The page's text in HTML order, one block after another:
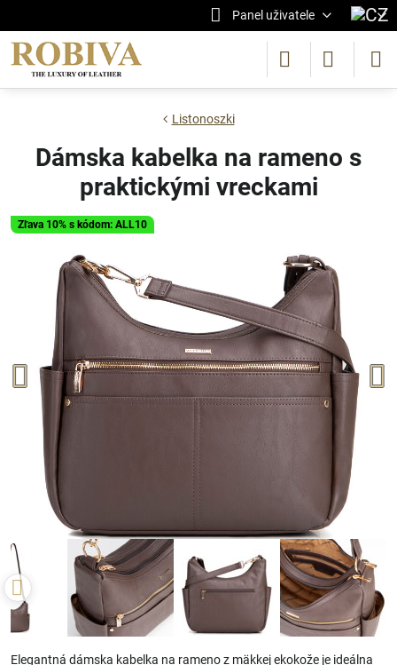
Panel uživatele
Zľava 10% s kódom: ALL10
Listonoszki
Dámska kabelka na rameno s
praktickými vreckami
Elegantná dámska kabelka na rameno z mäkkej ekokože je ideálna